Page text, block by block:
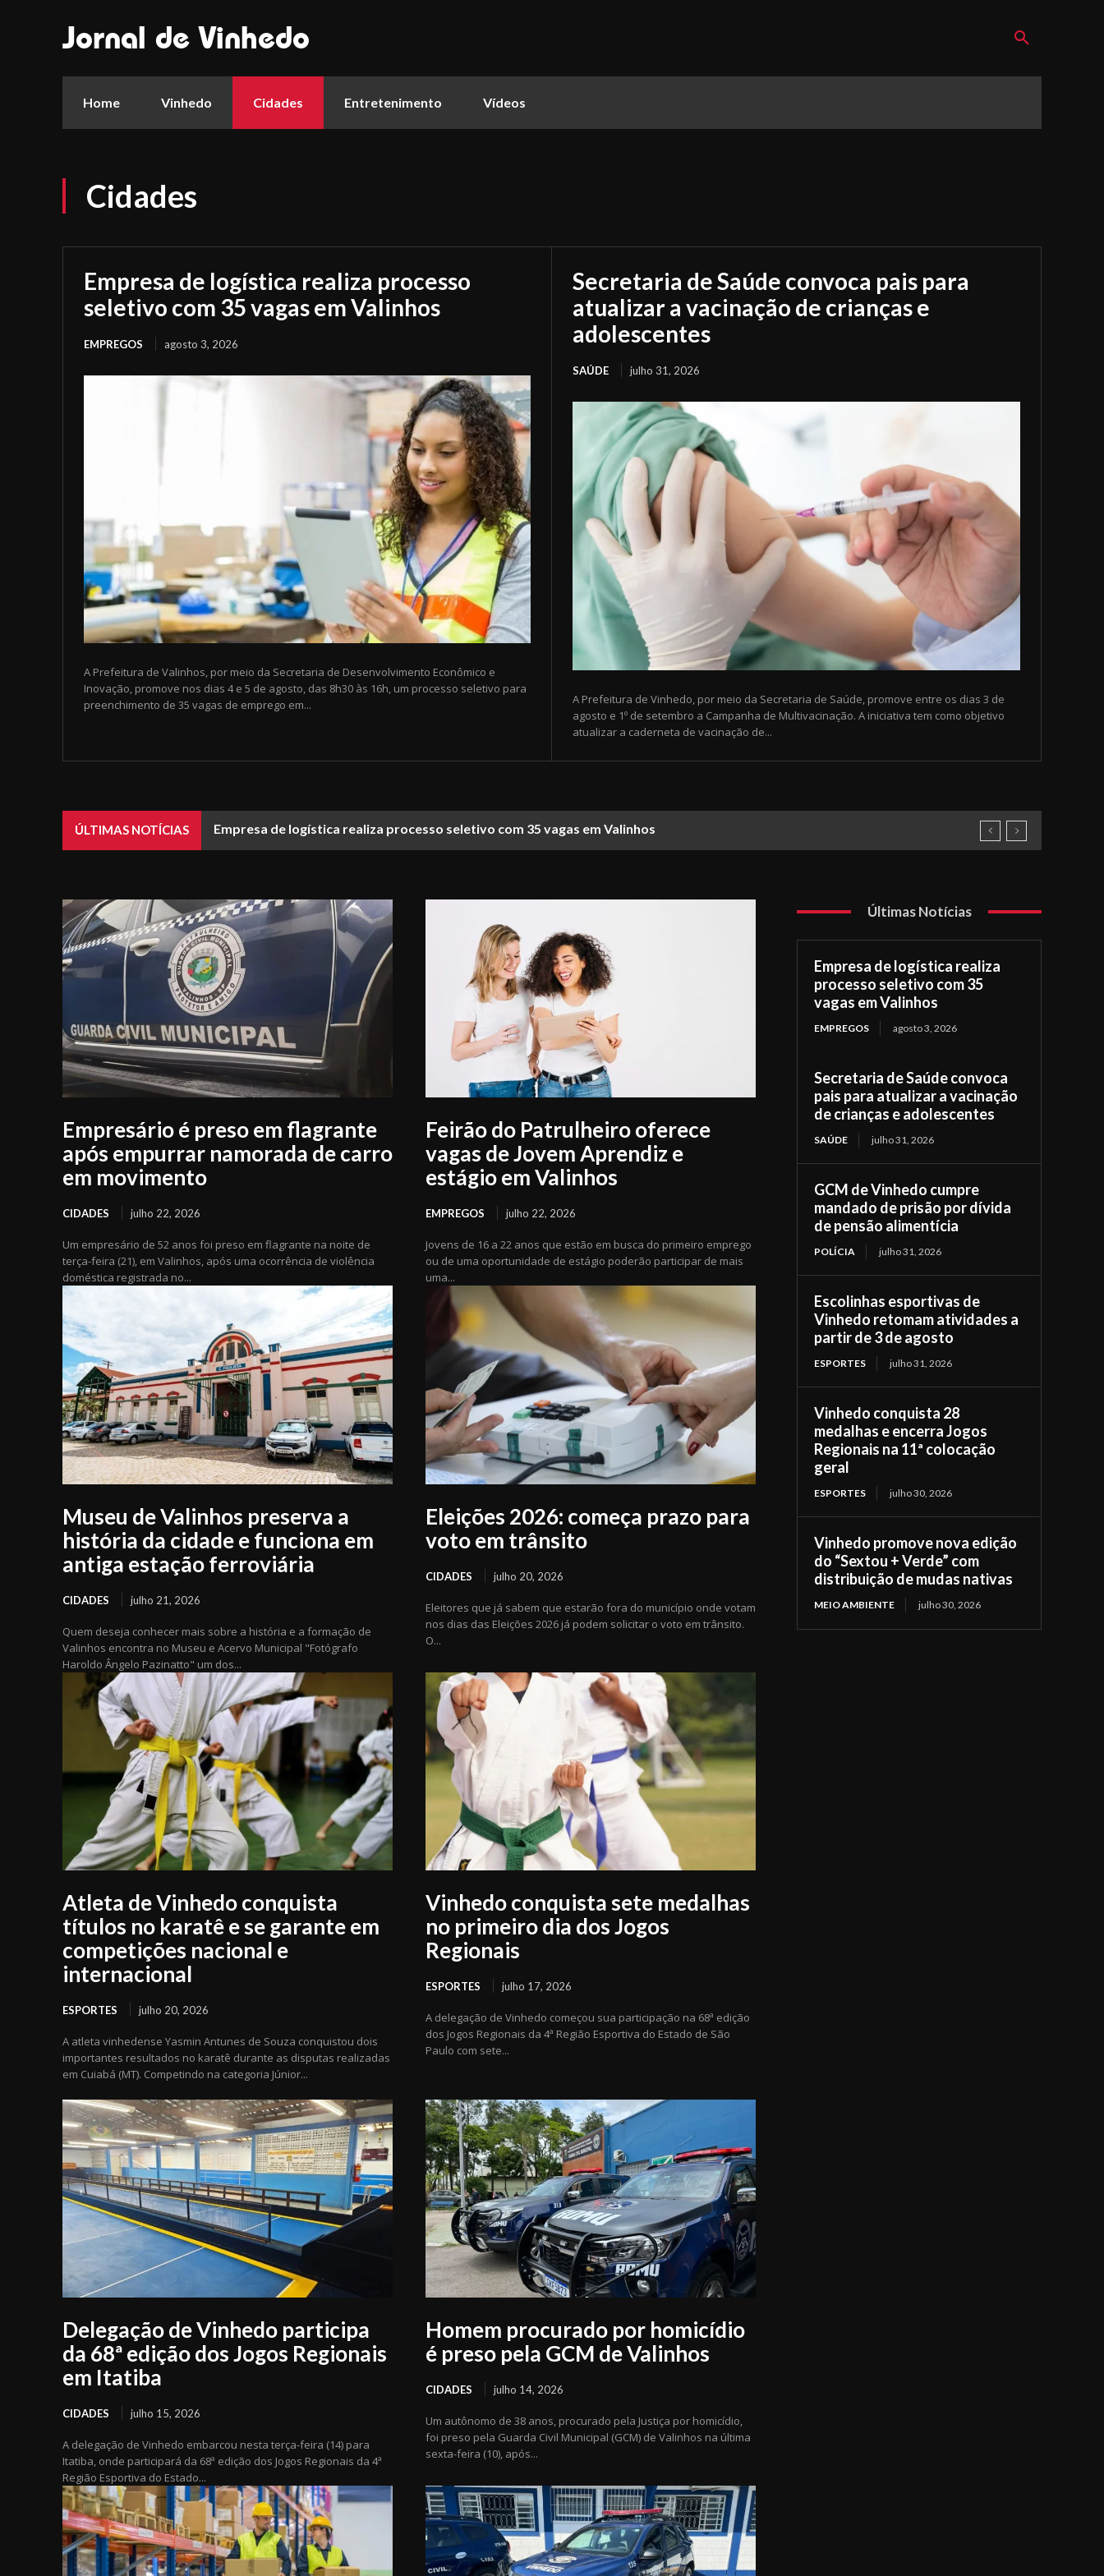
Jornal de Vinhedo
Home Vinhedo Cidades Entretenimento Vídeos
Cidades
Empresa de logística realiza processo
seletivo com 35 vagas em Valinhos
EMPREGOS agosto 3, 2026
A Prefeitura de Valinhos, por meio da Secretaria de Desenvolvimento Econômico e
Inovação, promove nos dias 4 e 5 de agosto, das 8h30 às 16h, um processo seletivo para
preenchimento de 35 vagas de emprego em...
Secretaria de Saúde convoca pais para
atualizar a vacinação de crianças e
adolescentes
SAÚDE julho 31, 2026
A Prefeitura de Vinhedo, por meio da Secretaria de Saúde, promove entre os dias 3 de
agosto e 1º de setembro a Campanha de Multivacinação. A iniciativa tem como objetivo
atualizar a caderneta de vacinação de...
ÚLTIMAS NOTÍCIAS Empresa de logística realiza processo seletivo com 35 vagas em Valinhos
Empresário é preso em flagrante
após empurrar namorada de carro
em movimento
CIDADES julho 22, 2026
Um empresário de 52 anos foi preso em flagrante na noite de
terça-feira (21), em Valinhos, após uma ocorrência de violência
doméstica registrada no...
Feirão do Patrulheiro oferece
vagas de Jovem Aprendiz e
estágio em Valinhos
EMPREGOS julho 22, 2026
Jovens de 16 a 22 anos que estão em busca do primeiro emprego
ou de uma oportunidade de estágio poderão participar de mais
uma...
Museu de Valinhos preserva a
história da cidade e funciona em
antiga estação ferroviária
CIDADES julho 21, 2026
Quem deseja conhecer mais sobre a história e a formação de
Valinhos encontra no Museu e Acervo Municipal "Fotógrafo
Haroldo Ângelo Pazinatto" um dos...
Eleições 2026: começa prazo para
voto em trânsito
CIDADES julho 20, 2026
Eleitores que já sabem que estarão fora do município onde votam
nos dias das Eleições 2026 já podem solicitar o voto em trânsito.
O...
Atleta de Vinhedo conquista
títulos no karatê e se garante em
competições nacional e
internacional
ESPORTES julho 20, 2026
A atleta vinhedense Yasmin Antunes de Souza conquistou dois
importantes resultados no karatê durante as disputas realizadas
em Cuiabá (MT). Competindo na categoria Júnior...
Vinhedo conquista sete medalhas
no primeiro dia dos Jogos
Regionais
ESPORTES julho 17, 2026
A delegação de Vinhedo começou sua participação na 68ª edição
dos Jogos Regionais da 4ª Região Esportiva do Estado de São
Paulo com sete...
Delegação de Vinhedo participa
da 68ª edição dos Jogos Regionais
em Itatiba
CIDADES julho 15, 2026
A delegação de Vinhedo embarcou nesta terça-feira (14) para
Itatiba, onde participará da 68ª edição dos Jogos Regionais da 4ª
Região Esportiva do Estado...
Homem procurado por homicídio
é preso pela GCM de Valinhos
CIDADES julho 14, 2026
Um autônomo de 38 anos, procurado pela Justiça por homicídio,
foi preso pela Guarda Civil Municipal (GCM) de Valinhos na última
sexta-feira (10), após...
Últimas Notícias
Empresa de logística realiza
processo seletivo com 35
vagas em Valinhos
EMPREGOS agosto 3, 2026
Secretaria de Saúde convoca
pais para atualizar a vacinação
de crianças e adolescentes
SAÚDE julho 31, 2026
GCM de Vinhedo cumpre
mandado de prisão por dívida
de pensão alimentícia
POLÍCIA julho 31, 2026
Escolinhas esportivas de
Vinhedo retomam atividades a
partir de 3 de agosto
ESPORTES julho 31, 2026
Vinhedo conquista 28
medalhas e encerra Jogos
Regionais na 11ª colocação
geral
ESPORTES julho 30, 2026
Vinhedo promove nova edição
do “Sextou + Verde” com
distribuição de mudas nativas
MEIO AMBIENTE julho 30, 2026